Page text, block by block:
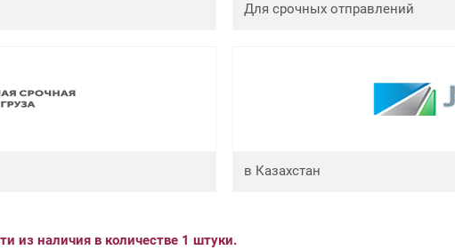
Для срочных отправлений
в Казахстан
из наличия в количестве 1 штуки.